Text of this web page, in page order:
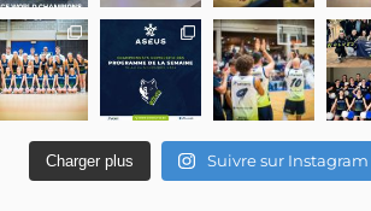
Charger plus Suivre sur Instagram